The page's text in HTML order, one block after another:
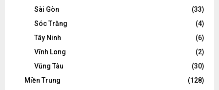
Sài Gòn
(33)
Sóc Trăng
(4)
Tây Ninh
(6)
Vĩnh Long
(2)
Vũng Tàu
(30)
Miền Trung
(128)